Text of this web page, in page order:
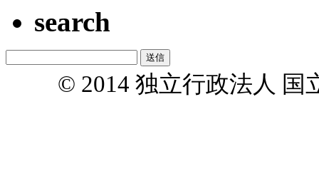
search
© 2014 独立行政法人 国